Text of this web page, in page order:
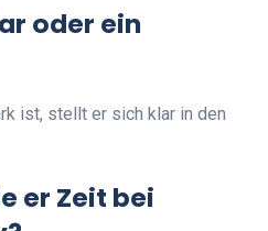
oder ein
ist, stellt er sich klar in den
er Zeit bei